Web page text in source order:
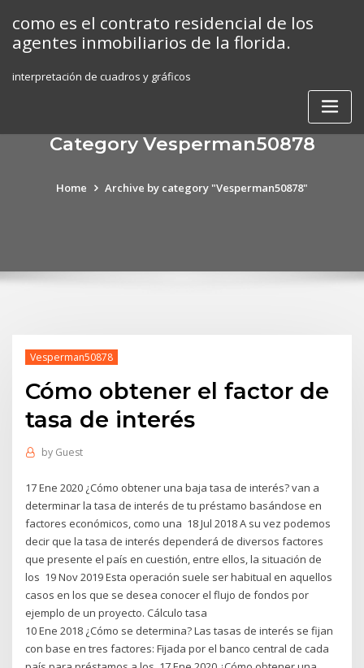
content
como es el contrato residencial de los
agentes inmobiliarios de la florida.
interpretación de cuadros y gráficos
Category Vesperman50878
Home Archive by category "Vesperman50878"
Vesperman50878
Cómo obtener el factor de
tasa de interés
by Guest
17 Ene 2020 ¿Cómo obtener una baja tasa de interés? van a
determinar la tasa de interés de tu préstamo basándose en
factores económicos, como una 18 Jul 2018 A su vez podemos
decir que la tasa de interés dependerá de diversos factores
que presente el país en cuestión, entre ellos, la situación de
los 19 Nov 2019 Esta operación suele ser habitual en aquellos
casos en los que se desea conocer el flujo de fondos por
ejemplo de un proyecto. Cálculo tasa
10 Ene 2018 ¿Cómo se determina? Las tasas de interés se fijan
con base en tres factores: Fijada por el banco central de cada